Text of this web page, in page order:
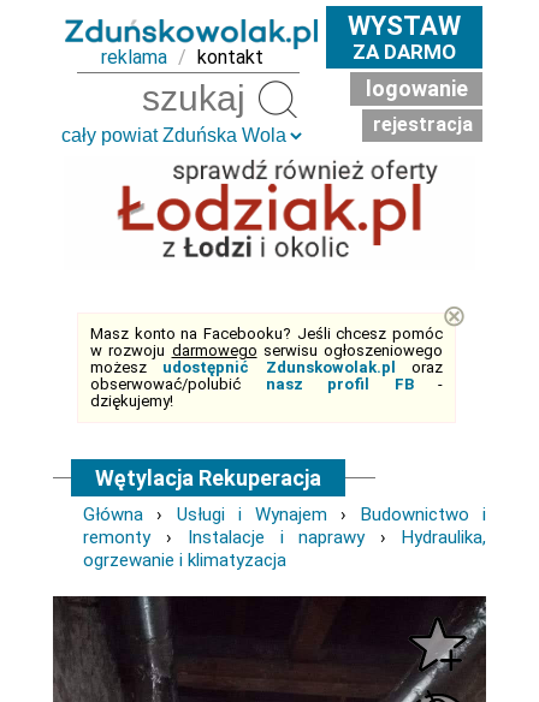
reklama / kontakt
WYSTAW
ZA DARMO
logowanie
rejestracja
Masz konto na Facebooku? Jeśli chcesz pomóc
w rozwoju darmowego serwisu ogłoszeniowego
możesz udostępnić Zdunskowolak.pl
oraz
obserwować/polubić nasz profil FB-
dziękujemy!
⊗
Wętylacja Rekuperacja
Główna › Usługi i Wynajem › Budownictwo i
remonty› Instalacje i naprawy›Hydraulika,
ogrzewanie i klimatyzacja